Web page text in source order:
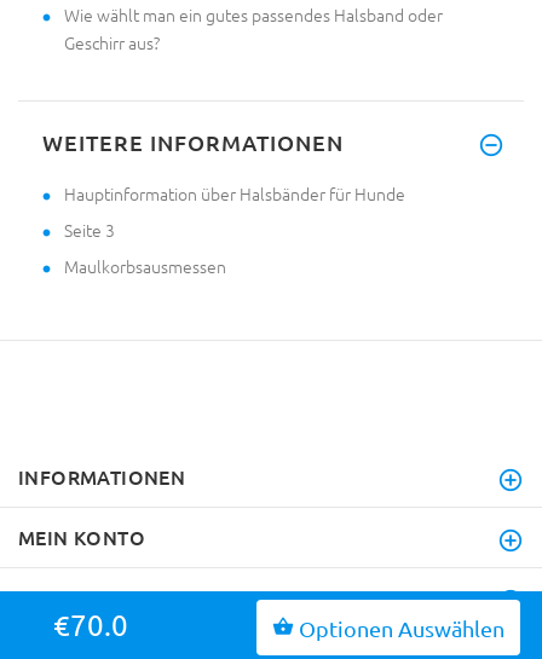
€70.0 Optionen Auswählen
Wie wählt man ein gutes passendes Halsband oder
Geschirr aus?
WEITERE INFORMATIONEN
Hauptinformation über Halsbänder für Hunde
Seite 3
Maulkorbsausmessen
INFORMATIONEN
MEIN KONTO
KUNDENDIENST